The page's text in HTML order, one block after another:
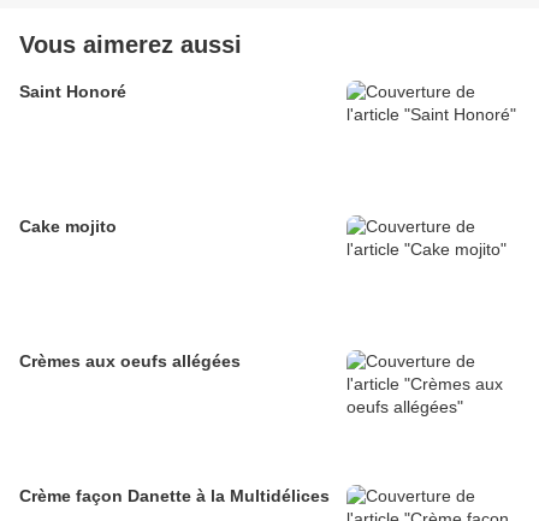
Vous aimerez aussi
Saint Honoré
Cake mojito
Crèmes aux oeufs allégées
Crème façon Danette à la Multidélices